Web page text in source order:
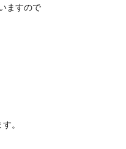
ますので
。